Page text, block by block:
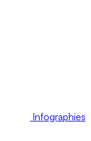
Infographies